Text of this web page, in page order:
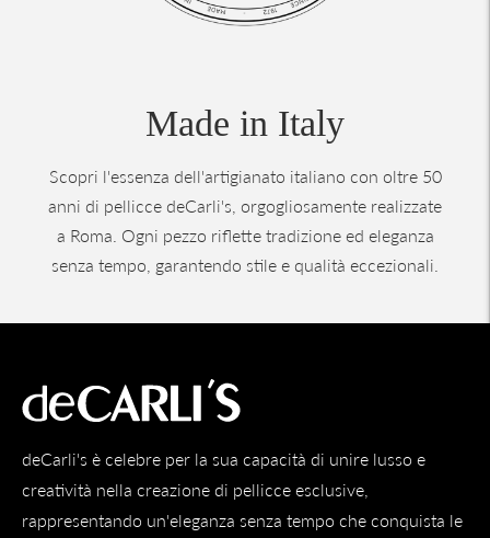
Made in Italy
Scopri l'essenza dell'artigianato italiano con oltre 50
anni di pellicce deCarli's, orgogliosamente realizzate
a Roma. Ogni pezzo riflette tradizione ed eleganza
senza tempo, garantendo stile e qualità eccezionali.
deCarli's è celebre per la sua capacità di unire lusso e
creatività nella creazione di pellicce esclusive,
rappresentando un'eleganza senza tempo che conquista le